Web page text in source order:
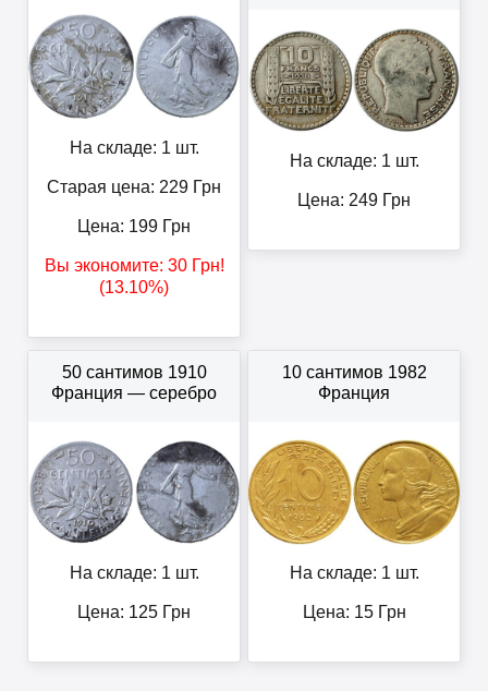
На складе: 1 шт.
Старая цена: 229 Грн
Цена: 199 Грн
Вы экономите: 30Грн!
(13.10%)
На складе: 1 шт.
Цена: 249 Грн
50 сантимов 1910
Франция — серебро
На складе: 1 шт.
Цена: 125 Грн
10 сантимов 1982
Франция
На складе: 1 шт.
Цена: 15Грн